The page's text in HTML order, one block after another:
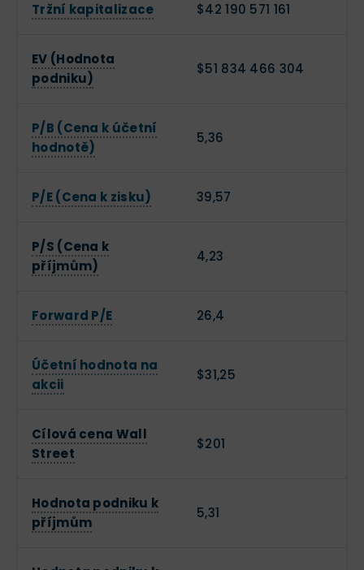
Tržní kapitalizace $42 190 571 161
EV (Hodnota
podniku)
$51 834 466 304
P/B (Cena k účetní
hodnotě)
5,36
P/E (Cena k zisku) 39,57
P/S (Cena k
příjmům)
4,23
Forward P/E 26,4
Účetní hodnota na
akcii
$31,25
Cílová cena Wall
Street
$201
Hodnota podniku k
příjmům
5,31